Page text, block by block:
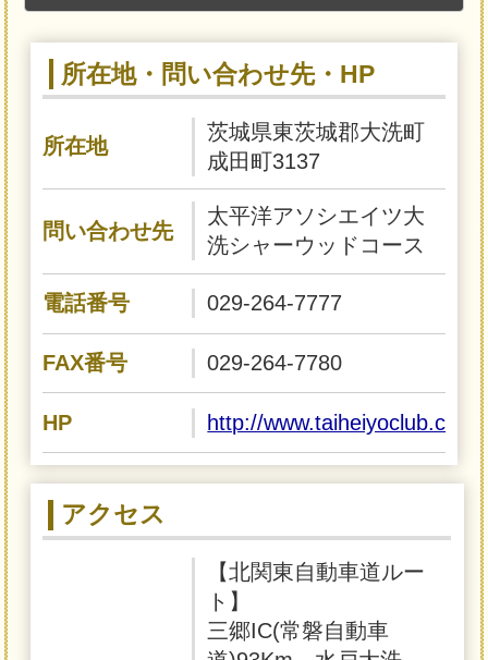
所在地・問い合わせ先・HP
所在地
茨城県東茨城郡大洗町
成田町3137
問い合わせ先
太平洋アソシエイツ大
洗シャーウッドコース
電話番号 029-264-7777
FAX番号 029-264-7780
HP http://
アクセス
【北関東自動車道ルー
ト】
三郷IC(常磐自動車